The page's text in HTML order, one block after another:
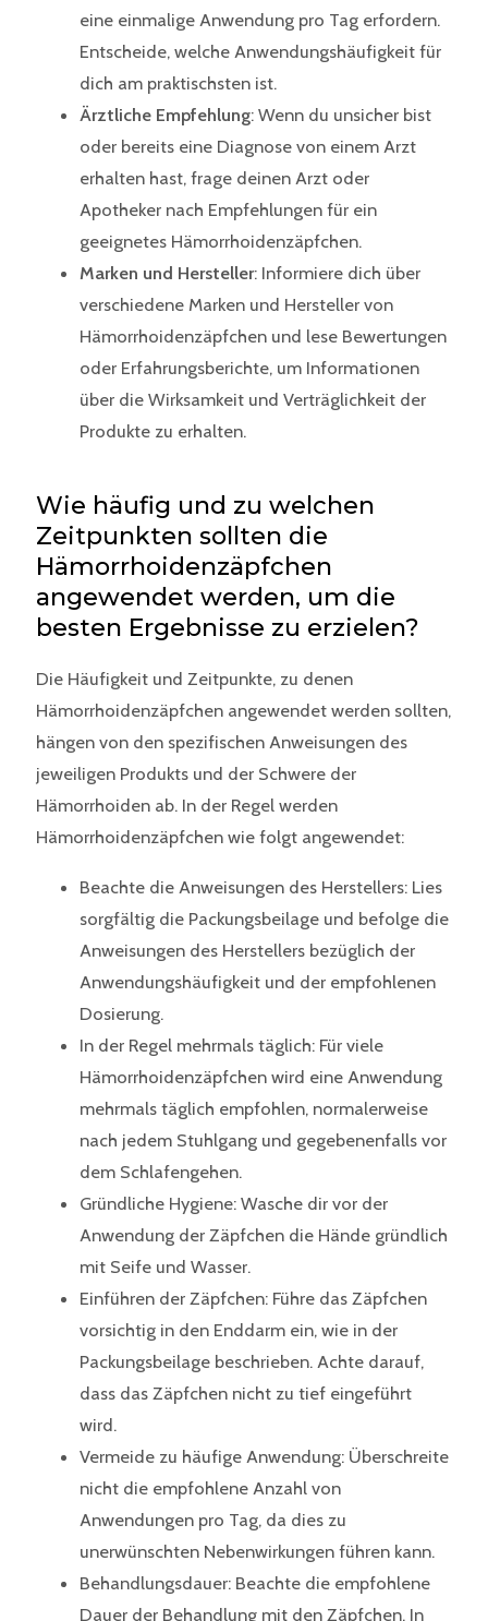
eine einmalige Anwendung pro Tag erfordern.
Entscheide, welche Anwendungshäufigkeit für
dich am praktischsten ist.
Ärztliche Empfehlung: Wenn du unsicher bist
oder bereits eine Diagnose von einem Arzt
erhalten hast, frage deinen Arzt oder
Apotheker nach Empfehlungen für ein
geeignetes Hämorrhoidenzäpfchen.
Marken und Hersteller: Informiere dich über
verschiedene Marken und Hersteller von
Hämorrhoidenzäpfchen und lese Bewertungen
oder Erfahrungsberichte, um Informationen
über die Wirksamkeit und Verträglichkeit der
Produkte zu erhalten.
Wie häufig und zu welchen
Zeitpunkten sollten die
Hämorrhoidenzäpfchen
angewendet werden, um die
besten Ergebnisse zu erzielen?
Die Häufigkeit und Zeitpunkte, zu denen
Hämorrhoidenzäpfchen angewendet werden sollten,
hängen von den spezifischen Anweisungen des
jeweiligen Produkts und der Schwere der
Hämorrhoiden ab. In der Regel werden
Hämorrhoidenzäpfchen wie folgt angewendet:
Beachte die Anweisungen des Herstellers: Lies
sorgfältig die Packungsbeilage und befolge die
Anweisungen des Herstellers bezüglich der
Anwendungshäufigkeit und der empfohlenen
Dosierung.
In der Regel mehrmals täglich: Für viele
Hämorrhoidenzäpfchen wird eine Anwendung
mehrmals täglich empfohlen, normalerweise
nach jedem Stuhlgang und gegebenenfalls vor
dem Schlafengehen.
Gründliche Hygiene: Wasche dir vor der
Anwendung der Zäpfchen die Hände gründlich
mit Seife und Wasser.
Einführen der Zäpfchen: Führe das Zäpfchen
vorsichtig in den Enddarm ein, wie in der
Packungsbeilage beschrieben. Achte darauf,
dass das Zäpfchen nicht zu tief eingeführt
wird.
Vermeide zu häufige Anwendung: Überschreite
nicht die empfohlene Anzahl von
Anwendungen pro Tag, da dies zu
unerwünschten Nebenwirkungen führen kann.
Behandlungsdauer: Beachte die empfohlene
Dauer der Behandlung mit den Zäpfchen. In